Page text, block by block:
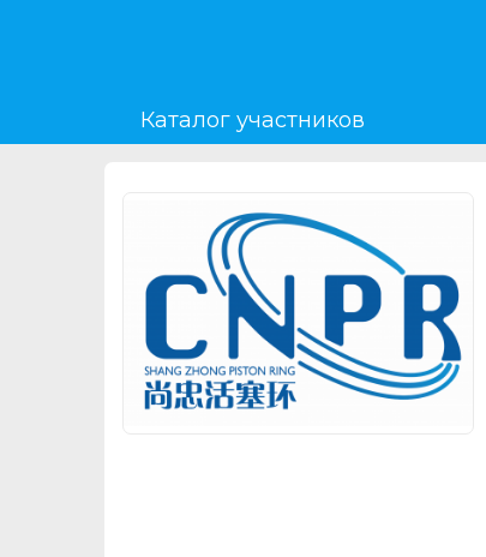
Каталог участников